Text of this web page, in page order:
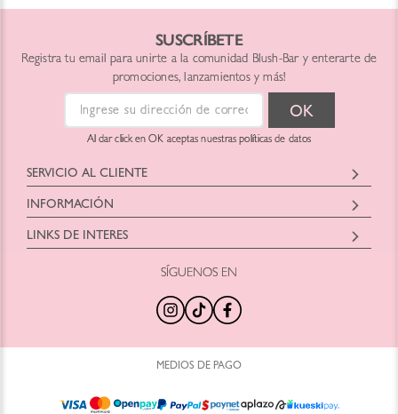
SUSCRÍBETE
Registra tu email para unirte a la comunidad Blush-Bar y enterarte de
promociones, lanzamientos y más!
Al dar click en OK aceptas nuestras políticas de datos
SERVICIO AL CLIENTE
Horario: Lunes a Viernes
9:00 am a 6:00pm
hola@blush-bar.com
INFORMACIÓN
Blush Bar Chile SPA
Representante: Christian Eduardo Fontecilla
Dirección: Nueva Costanera 3900
hola@blush-bar.com
LINKS DE INTERES
¿Qué es Blush-Bar?
Nuestras Tiendas
Trabaja con Nosotros
Términos y Condiciones
Regalos por Compra
Tamaños Minis
Blog Blush Bar
SÍGUENOS EN
MEDIOS DE PAGO